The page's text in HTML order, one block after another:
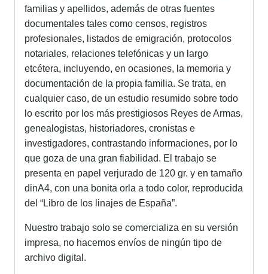
familias y apellidos, además de otras fuentes
documentales tales como censos, registros
profesionales, listados de emigración, protocolos
notariales, relaciones telefónicas y un largo
etcétera, incluyendo, en ocasiones, la memoria y
documentación de la propia familia. Se trata, en
cualquier caso, de un estudio resumido sobre todo
lo escrito por los más prestigiosos Reyes de Armas,
genealogistas, historiadores, cronistas e
investigadores, contrastando informaciones, por lo
que goza de una gran fiabilidad. El trabajo se
presenta en papel verjurado de 120 gr. y en tamaño
dinA4, con una bonita orla a todo color, reproducida
del “Libro de los linajes de España”.
Nuestro trabajo solo se comercializa en su versión
impresa, no hacemos envíos de ningún tipo de
archivo digital.